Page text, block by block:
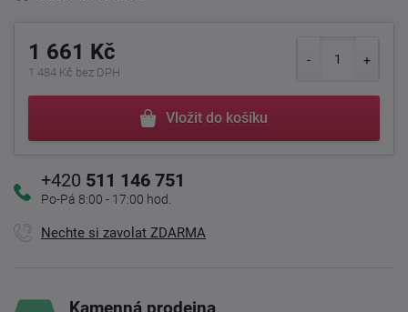
1 661 Kč
1 484 Kč bez DPH
Vložit do košíku
+420 511 146 751
Po-Pá 8:00 - 17:00 hod.
Nechte si zavolat ZDARMA